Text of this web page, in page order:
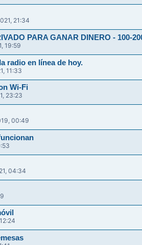
21:34
PARA GANAR DINERO - 100-
19:59
radio en línea de hoy.
11:33
Wi-Fi
23:23
00:49
04:34